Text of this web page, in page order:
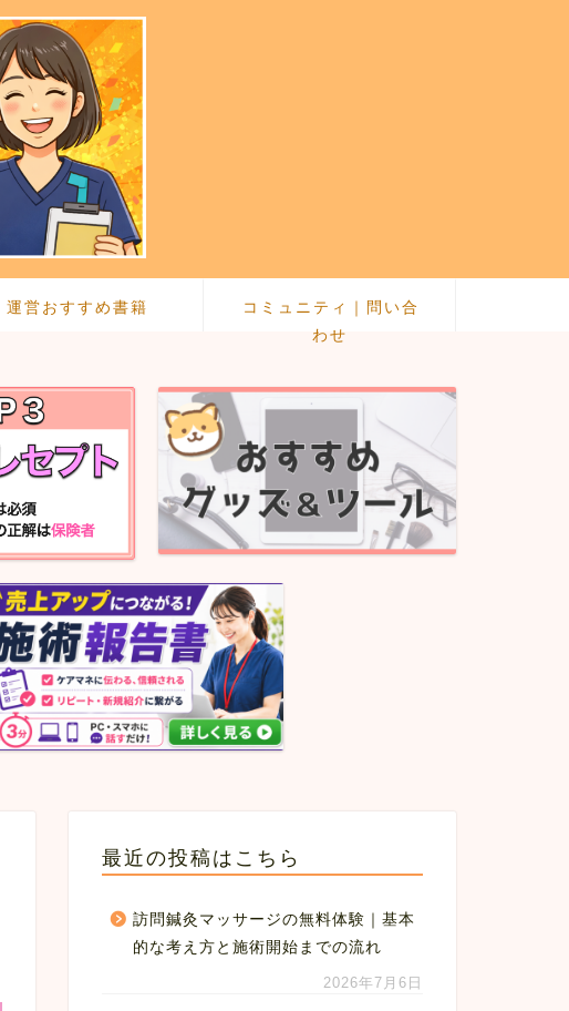
運営おすすめ書籍
コミュニティ｜問い合
わせ
最近の投稿はこちら
訪問鍼灸マッサージの無料体験｜基本
的な考え方と施術開始までの流れ
2026年7月6日